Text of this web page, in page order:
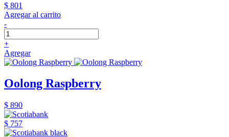
$ 801
Agregar al carrito
-
+
Agregar
Oolong Raspberry
$ 890
$ 757